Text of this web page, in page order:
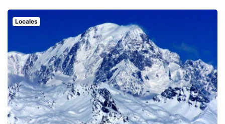
Locales